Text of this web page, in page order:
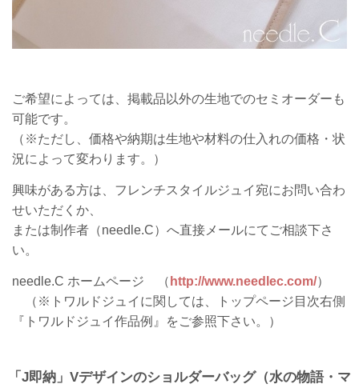
ご希望によっては、掲載品以外の生地でのセミオーダーも
可能です。
（※ただし、価格や納期は生地や材料の仕入れの価格・状
況によって変わります。）
興味がある方は、フレンチスタイルジュイ宛にお問い合わ
せいただくか、
または制作者（needle.C）へ直接メールにてご相談下さ
い。
needle.C ホームページ （ http://www.needlec.com/）
（※トワルドジュイに関しては、トップページ目次右側
『トワルドジュイ作品例』をご参照下さい。）
「J即納」Vデザインのショルダーバッグ（水の物語・マ